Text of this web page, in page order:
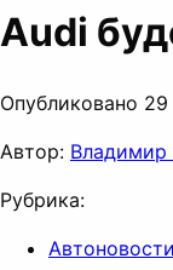
Audi
Опубликовано 29
Автор: Владимир
Рубрика:
Автоновости